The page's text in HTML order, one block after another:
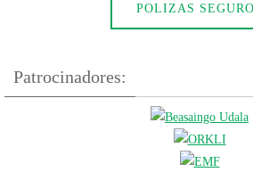
POLIZAS
Patrocinadores: